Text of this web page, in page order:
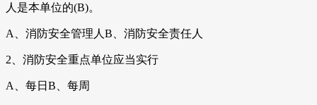
人是本单位的(B)。
A、消防安全管理人B、消防安全责任人
2、消防安全重点单位应当实行
A、每日B、每周